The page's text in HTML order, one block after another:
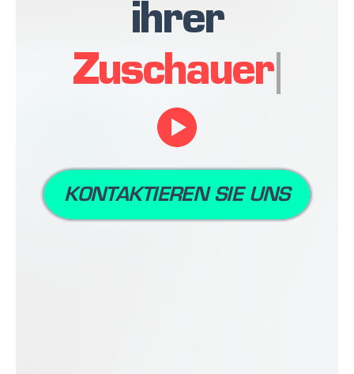
ihrer
Zuschauer
KONTAKTIEREN SIE UNS